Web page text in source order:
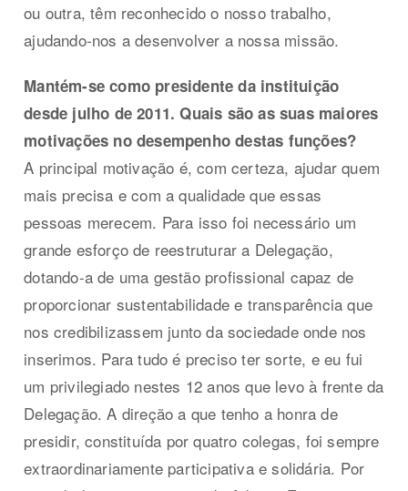
ou outra, têm reconhecido o nosso trabalho,
ajudando-nos a desenvolver a nossa missão.
Mantém-se como presidente da instituição
desde julho de 2011. Quais são as suas maiores
motivações no desempenho destas funções?
A principal motivação é, com certeza, ajudar quem
mais precisa e com a qualidade que essas
pessoas merecem. Para isso foi necessário um
grande esforço de reestruturar a Delegação,
dotando-a de uma gestão profissional capaz de
proporcionar sustentabilidade e transparência que
nos credibilizassem junto da sociedade onde nos
inserimos. Para tudo é preciso ter sorte, e eu fui
um privilegiado nestes 12 anos que levo à frente da
Delegação. A direção a que tenho a honra de
presidir, constituída por quatro colegas, foi sempre
extraordinariamente participativa e solidária. Por